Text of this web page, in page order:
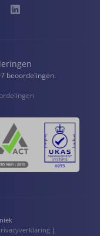
beoordelingen.
|